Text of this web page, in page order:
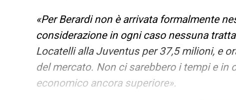
«Per Berardi non è arrivata formalmente
considerazione in ogni caso nessuna
Locatelli alla Juventus per 37,5 milioni, e
del mercato. Non ci sarebbero i tempi e in
economico ancora superiore».